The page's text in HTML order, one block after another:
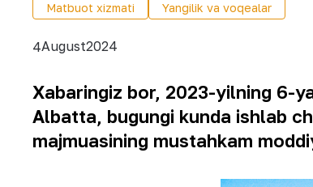
Matbuot xizmati Yangilik va voqealar
4August2024
Xabaringiz bor, 2023-yilning 6-
Albatta, bugungi kunda ishlab
majmuasining mustahkam